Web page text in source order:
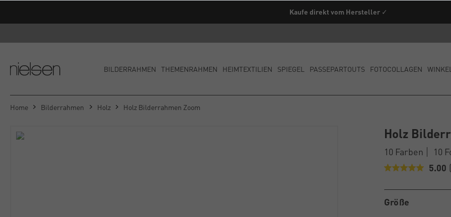
Kaufe direkt vom Hersteller ✓
BILDERRAHMEN THEMENRAHMEN HEIMTEXTILIEN SPIEGEL PASSEPARTOUTS FOTOCOLLAGEN
Home Bilderrahmen Holz Holz Bilderrahmen Zoom
Holz
10 Farben
10
5.00
Größe